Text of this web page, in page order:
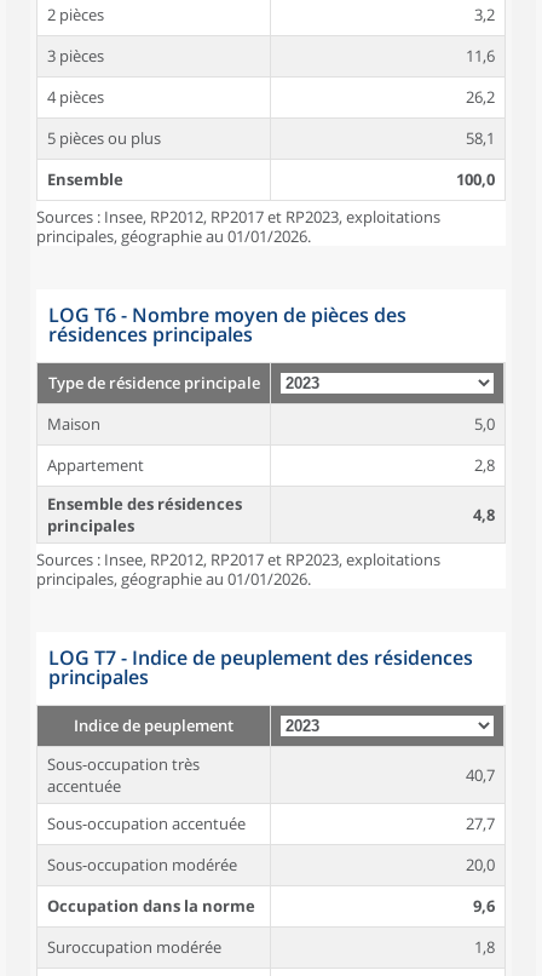
2 pièces
3,2
3 pièces
11,6
4 pièces
26,2
5 pièces ou plus
58,1
Ensemble
100,0
Sources : Insee, RP2012, RP2017 et RP2023, exploitations
principales, géographie au 01/01/2026.
LOG T6 - Nombre moyen de pièces des
résidences principales
Type de résidence principale
Maison
5,0
Appartement
2,8
Ensemble des résidences
principales
4,8
Sources : Insee, RP2012, RP2017 et RP2023, exploitations
principales, géographie au 01/01/2026.
LOG T7 - Indice de peuplement des résidences
principales
Indice de peuplement
Sous-occupation très
accentuée
40,7
Sous-occupation accentuée
27,7
Sous-occupation modérée
20,0
Occupation dans la norme
9,6
Suroccupation modérée
1,8